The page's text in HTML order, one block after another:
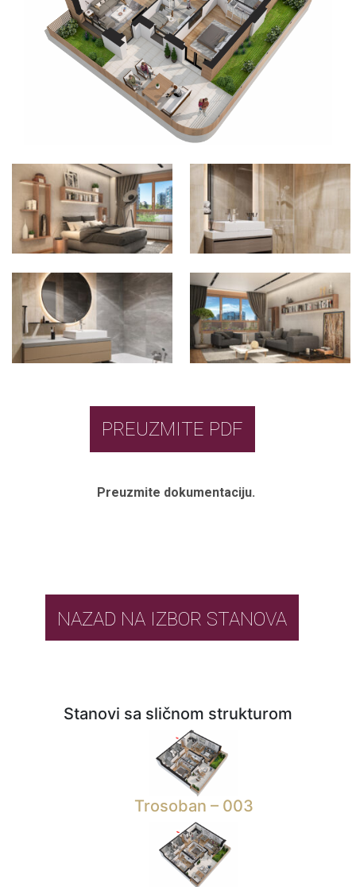
PREUZMITE PDF
Preuzmite dokumentaciju.
NAZAD NA IZBOR STANOVA
Stanovi sa sličnom strukturom
Trosoban – 003